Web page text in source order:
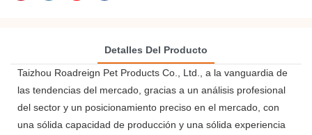
Detalles Del Producto
Taizhou Roadreign Pet Products Co., Ltd., a la vanguardia de
las tendencias del mercado, gracias a un análisis profesional
del sector y un posicionamiento preciso en el mercado, con
una sólida capacidad de producción y una sólida experiencia